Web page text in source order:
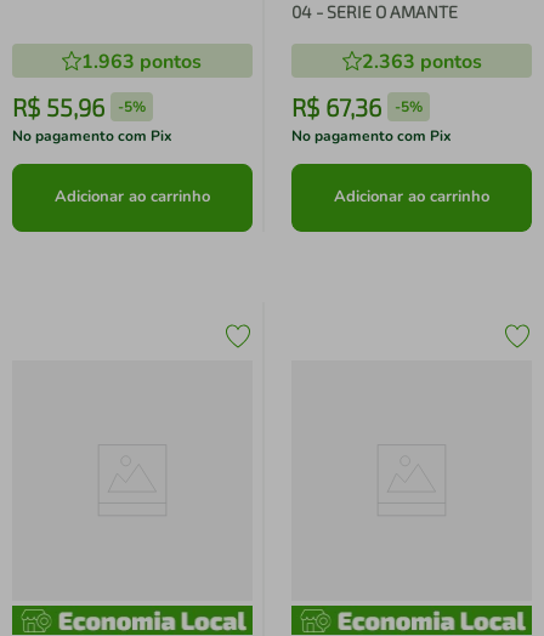
1.963 pontos
R$ 55,96 -5%
No pagamento com Pix
Adicionar ao carrinho
04 - SERIE O AMANTE
2.363 pontos
R$ 67,36 -5%
No pagamento com Pix
Adicionar ao carrinho